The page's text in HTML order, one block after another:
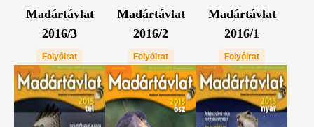
Madártávlat
2016/3
Folyóirat
Madártávlat
2016/2
Folyóirat
Madártávlat
2016/1
Folyóirat